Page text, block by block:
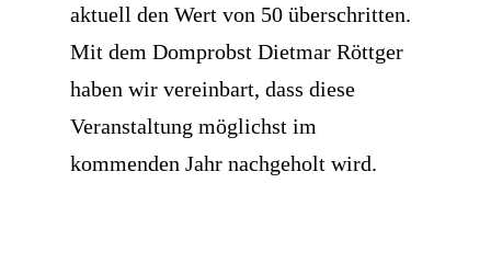
aktuell den Wert von 50 überschritten.
Mit dem Domprobst Dietmar Röttger
haben wir vereinbart, dass diese
Veranstaltung möglichst im
kommenden Jahr nachgeholt wird.